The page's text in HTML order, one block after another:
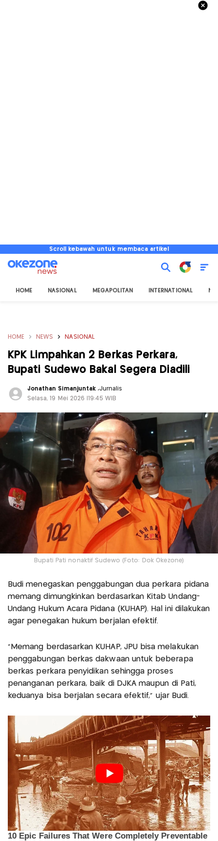
Scroll kebawah untuk membaca artikel
HOME NASIONAL MEGAPOLITAN INTERNATIONAL
HOME NEWS NASIONAL
KPK Limpahkan 2 Berkas Perkara,
Bupati Sudewo Bakal Segera Diadili
Jonathan Simanjuntak,Jurnalis
Selasa, 19 Mei 2026 |19:45 WIB
Bupati Pati nonaktif Sudewo (Foto: Dok Okezone)
Budi menegaskan penggabungan dua perkara pidana
memang dimungkinkan berdasarkan Kitab Undang-
Undang Hukum Acara Pidana (KUHAP). Hal ini dilakukan
agar penegakan hukum berjalan efektif.
"Memang berdasarkan KUHAP, JPU bisa melakukan
penggabungan berkas dakwaan untuk beberapa
berkas perkara penyidikan sehingga proses
penanganan perkara, baik di DJKA maupun di Pati,
keduanya bisa berjalan secara efektif," ujar Budi.